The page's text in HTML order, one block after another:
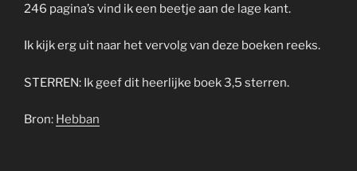
246 pagina’s vind ik een beetje aan de lage kant.
Ik kijk erg uit naar het vervolg van deze boeken reeks.
STERREN: Ik geef dit heerlijke boek 3,5 sterren.
Bron: Hebban